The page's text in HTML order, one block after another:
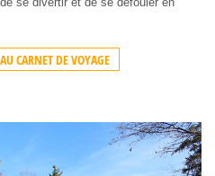
CARNET DE VOYAGE